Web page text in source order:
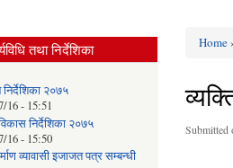
तथा निर्देशिका
२०७५
16 - 15:51
निर्देशिका २०७५
16 - 15:50
व्यावासी इजाजत पत्र सम्बन्धी
Home
Submitted